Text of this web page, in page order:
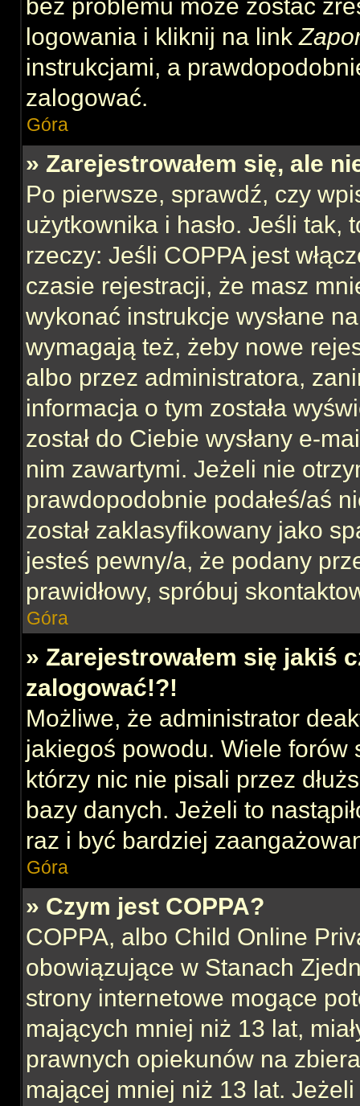
bez problemu może zostać
logowania i kliknij na link
instrukcjami, a
zalogować.
Góra
» Zarejestrowałem się, ale
Po pierwsze, sprawdź, czy
użytkownika i hasło. Jeśli tak,
rzeczy: Jeśli COPPA jest
czasie rejestracji, że masz
wykonać instrukcje wysłane
wymagają też, żeby nowe
albo przez administratora,
informacja o tym została
został do Ciebie wysłany e-
nim zawartymi. Jeżeli nie
prawdopodobnie podałeś/aś
został zaklasyfikowany jako
jesteś pewny/a, że podany
prawidłowy, spróbuj
Góra
» Zarejestrowałem się jakiś
zalogować!?!
Możliwe, że administrator
jakiegoś powodu. Wiele forów
którzy nic nie pisali przez
bazy danych. Jeżeli to
raz i być bardziej
Góra
» Czym jest COPPA?
COPPA, albo Child Online
obowiązujące w Stanach
strony internetowe mogące
mających mniej niż 13 lat,
prawnych opiekunów na
mającej mniej niż 13 lat.